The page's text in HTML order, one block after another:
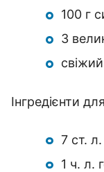
100 г
3
Інгредієнти
7 ст.
1 ч. л.